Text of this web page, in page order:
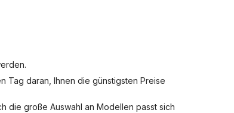
Tag daran, Ihnen die günstigsten Preise
die große Auswahl an Modellen passt sich